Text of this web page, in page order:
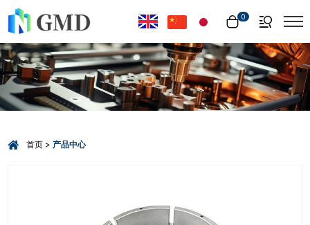
Select Language ▼ 0
首页 产品中心